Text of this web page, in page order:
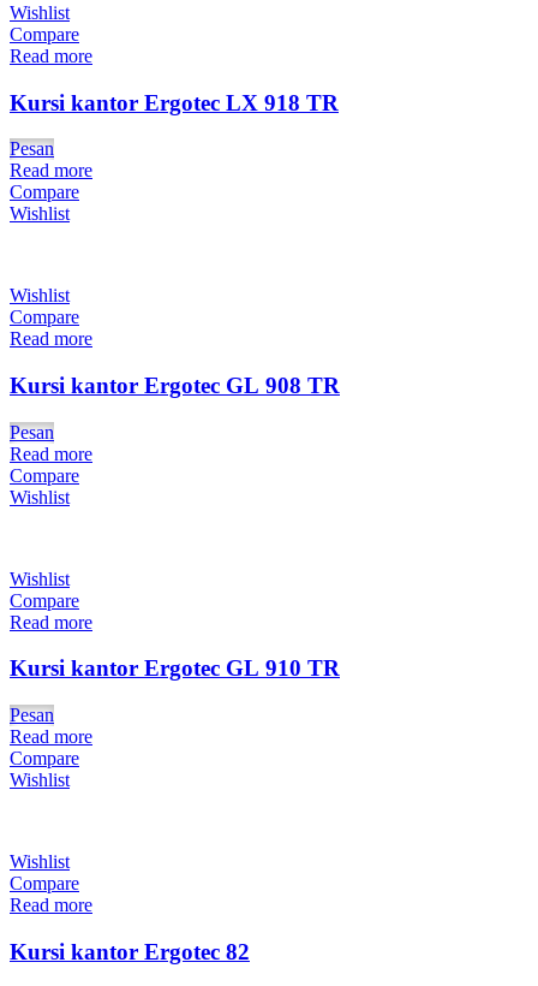
Wishlist
Compare
Read more
Kursi kantor Ergotec LX 918 TR
Pesan
Read more
Compare
Wishlist
Wishlist
Compare
Read more
Kursi kantor Ergotec GL 908 TR
Pesan
Read more
Compare
Wishlist
Wishlist
Compare
Read more
Kursi kantor Ergotec GL 910 TR
Pesan
Read more
Compare
Wishlist
Wishlist
Compare
Read more
Kursi kantor Ergotec 82